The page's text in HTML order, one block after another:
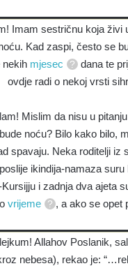
Imam sestričnu koja
Kad zaspi, često se
nekih mjesec
dana te
ovdje radi o nekoj vrsti
Mislim da nisu u
noću? Bilo kako bilo,
spavaju. Neka roditelji
ikindija-namaza suru
i zadnja dva ajeta
vrijeme , a ako se opet
Allahov Poslanik,
nebesa), rekao je: